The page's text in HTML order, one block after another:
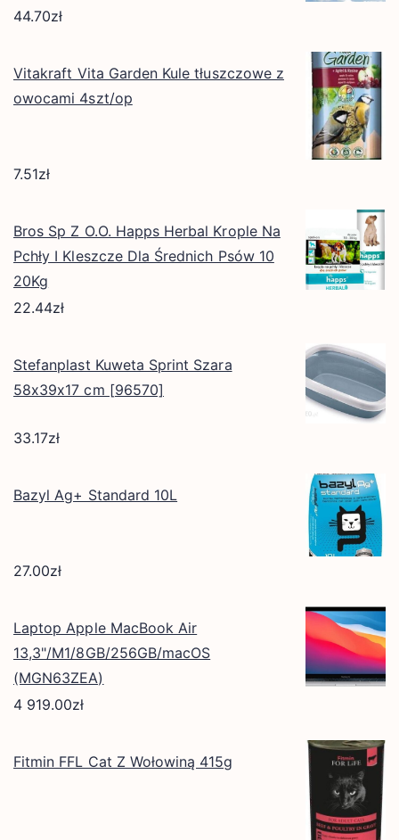
44.70zł
Vitakraft Vita Garden Kule tłuszczowe z
owocami 4szt/op
7.51zł
Bros Sp Z O.O. Happs Herbal Krople Na
Pchły I Kleszcze Dla Średnich Psów 10
20Kg
22.44zł
Stefanplast Kuweta Sprint Szara
58x39x17 cm [96570]
33.17zł
Bazyl Ag+ Standard 10L
27.00zł
Laptop Apple MacBook Air
13,3"/M1/8GB/256GB/macOS
(MGN63ZEA)
4 919.00zł
Fitmin FFL Cat Z Wołowiną 415g